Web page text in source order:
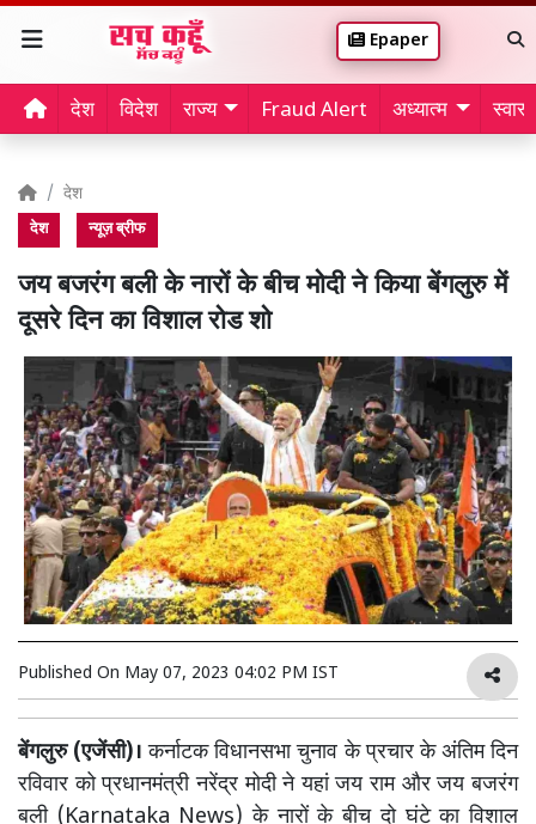
Epaper
देश विदेश राज्य Fraud Alert अध्यात्म
देश
देश न्यूज़ ब्रीफ
जय बजरंग बली के नारों के बीच मोदी ने किया बेंगलुरु में
दूसरे दिन का विशाल रोड शो
Published On May 07, 2023 04:02 PM IST
बेंगलुरु (एजेंसी)। कर्नाटक विधानसभा चुनाव के प्रचार के अंतिम दिन
रविवार को प्रधानमंत्री नरेंद्र मोदी ने यहां जय राम और जय बजरंग
बली (Karnataka News) के नारों के बीच दो घंटे का विशाल